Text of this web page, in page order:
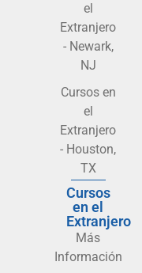
el
Extranjero
- Newark,
NJ
Cursos en
el
Extranjero
- Houston,
TX
Cursos
en el
Extranjero
Más
Información